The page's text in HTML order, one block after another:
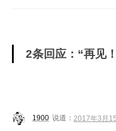
2条回应：“再见
1900 说道： 2017年3月